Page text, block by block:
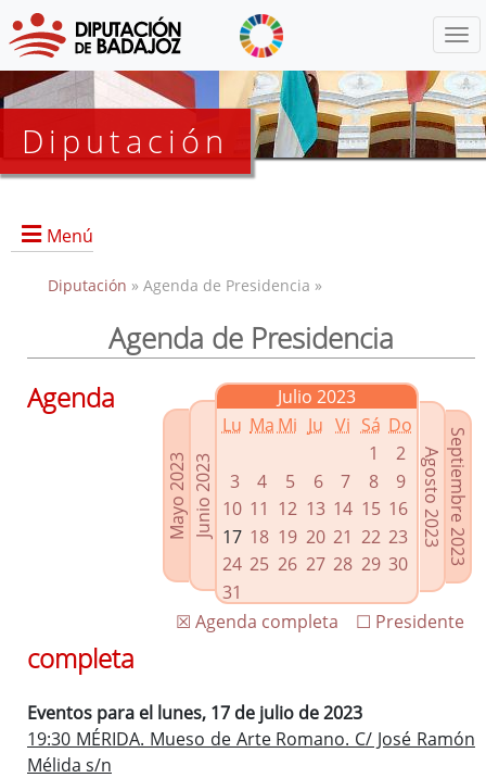
Diputación
Menú
Presidencia
Grupos Políticos
Enlaces relacionados
Agenda de Presidencia
Plenos provinciales y Juntas de gobierno
Oficina de Proyectos Europeos
Diputación » Agenda de Presidencia »
Agenda de Presidencia
Mayo 2023Junio 2023
Julio 2023
Lu Ma Mi Ju Vi Sá Do
1
2
3
4 5 6 7 8
9
10 11 12 13 14 15 16
17 18 19 20 21 22 23
24 25 26 27 28 29 30
31
Septiembre 2023
Agosto 2023
☐ Presidente
☒ Agenda completa
Agenda
completa
Eventos para el lunes, 17 de julio de 2023
19:30 MÉRIDA. Mueso de Arte Romano. C/ José Ramón
Mélida s/n